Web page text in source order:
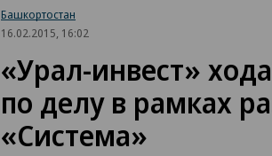
Башкортостан
16.02.2015, 16:02
«Урал-инвест»
по делу в рамках
«Система»